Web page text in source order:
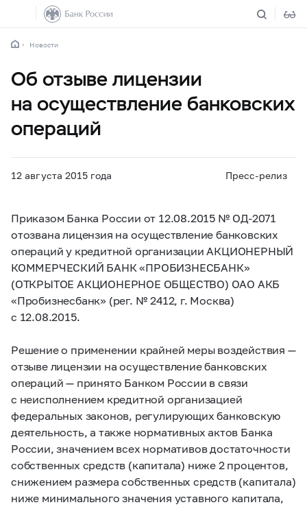
Новости
Об отзыве лицензии
на осуществление банковских
операций
12 августа 2015 года Пресс-релиз
Приказом Банка России от 12.08.2015 № ОД-2071
отозвана лицензия на осуществление банковских
операций у кредитной организации АКЦИОНЕРНЫЙ
КОММЕРЧЕСКИЙ БАНК «ПРОБИЗНЕСБАНК»
(ОТКРЫТОЕ АКЦИОНЕРНОЕ ОБЩЕСТВО) ОАО АКБ
«Пробизнесбанк» (рег. № 2412, г. Москва)
с 12.08.2015.
Решение о применении крайней меры воздействия —
отзыве лицензии на осуществление банковских
операций — принято Банком России в связи
с неисполнением кредитной организацией
федеральных законов, регулирующих банковскую
деятельность, а также нормативных актов Банка
России, значением всех нормативов достаточности
собственных средств (капитала) ниже 2 процентов,
снижением размера собственных средств (капитала)
ниже минимального значения уставного капитала,